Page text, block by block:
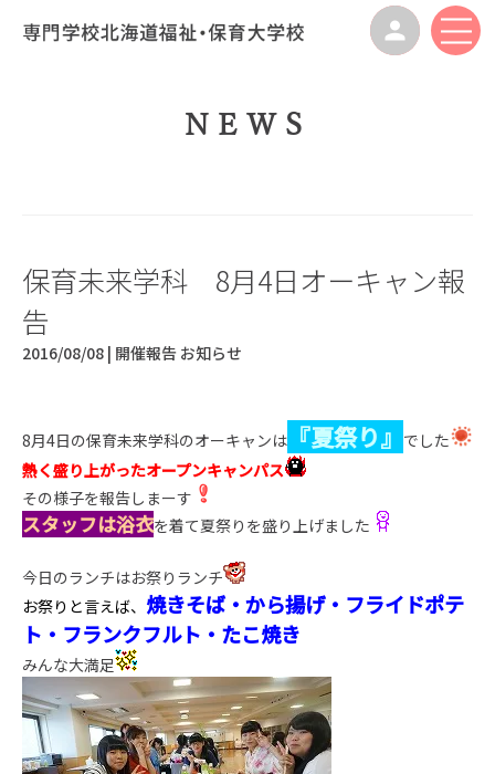
NEWS
保育未来学科 8月4日オーキャン報
告
2016/08/08 | 開催報告 お知らせ
8月4日の保育未来学科のオーキャンは 『夏祭り』 でした
熱く盛り上がったオープンキャンパス
その様子を報告しまーす
スタッフは浴衣を着て夏祭りを盛り上げました
今日のランチはお祭りランチ
お祭りと言えば、 焼きそば・から揚げ・フライドポテ
ト・フランクフルト・たこ焼き
みんな大満足